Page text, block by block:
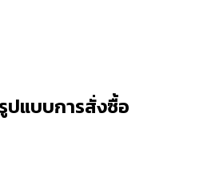
รูปแบบการสั่งซื้อ